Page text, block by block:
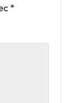
*